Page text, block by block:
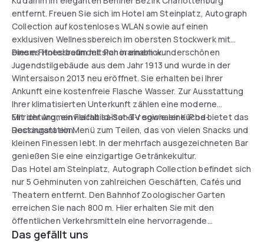
entfernt. Freuen Sie sich im Hotel am Steinplatz, Autograph
Collection auf kostenloses WLAN sowie auf einen
exklusiven Wellnessbereich im obersten Stockwerk mit
einem Fitnessraum mit Panoramablick.
Dieses Hotel befindet sich in einem wunderschönen
Jugendstilgebäude aus dem Jahr 1913 und wurde in der
Wintersaison 2013 neu eröffnet. Sie erhalten bei Ihrer
Ankunft eine kostenfreie Flasche Wasser. Zur Ausstattung
Ihrer klimatisierten Unterkunft zählen eine moderne
Einrichtung, ein Flachbild-Sat-TV sowie eine iPod-
Dockingstation.
Mit der Aromenvielfalt saisonal-regionaler Küche bietet das
Restaurant ein Menü zum Teilen, das von vielen Snacks und
kleinen Finessen lebt. In der mehrfach ausgezeichneten Bar
genießen Sie eine einzigartige Getränkekultur.
Das Hotel am Steinplatz, Autograph Collection befindet sich
nur 5 Gehminuten von zahlreichen Geschäften, Cafés und
Theatern entfernt. Den Bahnhof Zoologischer Garten
erreichen Sie nach 800 m. Hier erhalten Sie mit den
öffentlichen Verkehrsmitteln eine hervorragende
Verkehrsanbindung in alle Stadtteile Berlins.
Das gefällt uns